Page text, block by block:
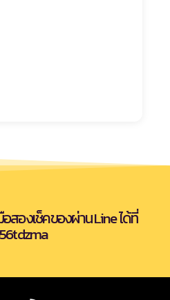
องเช็คของผ่าน Line ได้ที่